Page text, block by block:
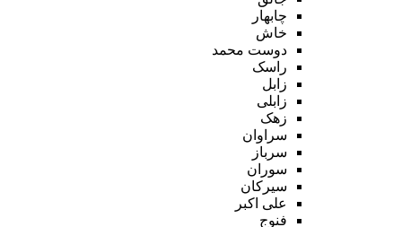
چابهار
خاش
دوست محمد
راسک
زابل
زابلی
زهک
سراوان
سرباز
سوران
سیرکان
علی اکبر
فنوج